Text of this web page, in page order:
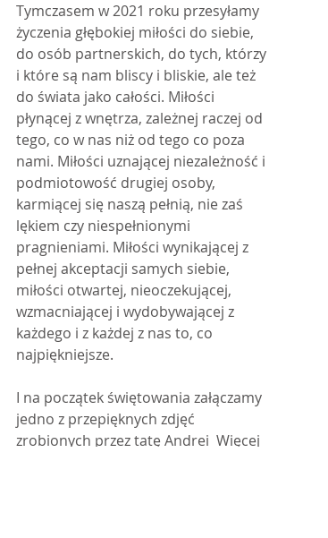
Tymczasem w 2021 roku przesyłamy
życzenia głębokiej miłości do siebie,
do osób partnerskich, do tych, którzy
i które są nam bliscy i bliskie, ale też
do świata jako całości. Miłości
płynącej z wnętrza, zależnej raczej od
tego, co w nas niż od tego co poza
nami. Miłości uznającej niezależność i
podmiotowość drugiej osoby,
karmiącej się naszą pełnią, nie zaś
lękiem czy niespełnionymi
pragnieniami. Miłości wynikającej z
pełnej akceptacji samych siebie,
miłości otwartej, nieoczekującej,
wzmacniającej i wydobywającej z
każdego i z każdej z nas to, co
najpiękniejsze.
I na początek świętowania załączamy
jedno z przepięknych zdjęć
zrobionych przez tatę Andrei  Więcej